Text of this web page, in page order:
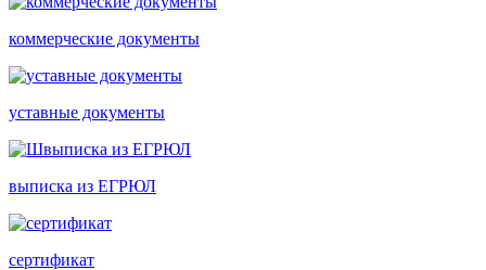
коммерческие документы
уставные документы
выписка из ЕГРЮЛ
сертификат